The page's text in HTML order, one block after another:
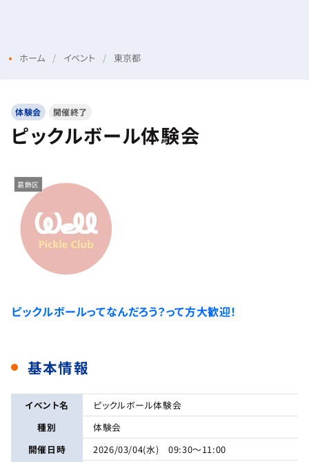
ホーム イベント 東京都
体験会 開催終了
ピックルボール体験会
葛飾区
ピックルボールってなんだろう？って方大歓迎！
基本情報
イベント名
ピックルボール体験会
種別
体験会
開催日時
2026/03/04(水) 09:30～11:00